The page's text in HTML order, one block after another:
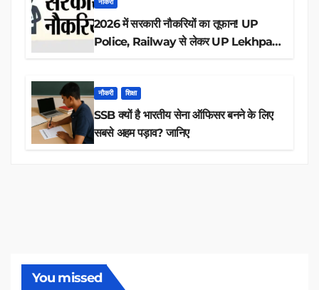
नौकरी
2026 में सरकारी नौकरियों का तूफान! UP
Police, Railway से लेकर UP Lekhpal
नौकरी शिक्षा
SSB क्यों है भारतीय सेना ऑफिसर बनने के लिए
सबसे अहम पड़ाव? जानिए
You missed